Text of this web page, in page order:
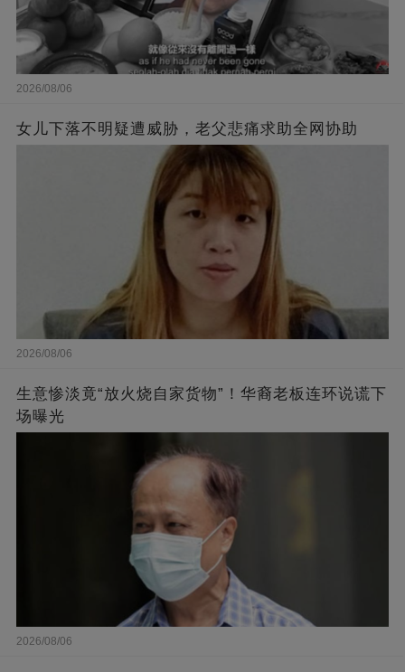
2026/08/06
女儿下落不明疑遭威胁，老父悲痛求助全网协助
2026/08/06
生意惨淡竟“放火烧自家货物”！华裔老板连环说谎下
场曝光
2026/08/06